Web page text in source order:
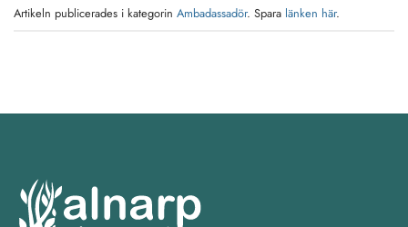
Artikeln publicerades i kategorin Ambadassadör. Spara länken här.